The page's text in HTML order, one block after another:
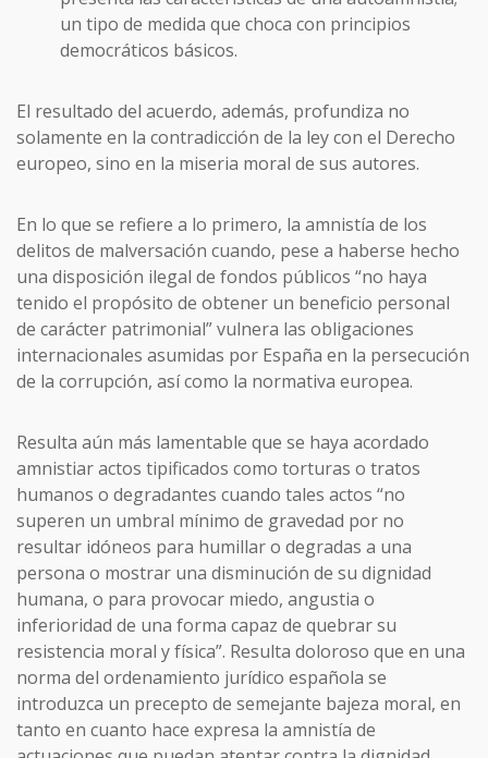
un tipo de medida que choca con principios
democráticos básicos.
El resultado del acuerdo, además, profundiza no
solamente en la contradicción de la ley con el Derecho
europeo, sino en la miseria moral de sus autores.
En lo que se refiere a lo primero, la amnistía de los
delitos de malversación cuando, pese a haberse hecho
una disposición ilegal de fondos públicos “no haya
tenido el propósito de obtener un beneficio personal
de carácter patrimonial” vulnera las obligaciones
internacionales asumidas por España en la persecución
de la corrupción, así como la normativa europea.
Resulta aún más lamentable que se haya acordado
amnistiar actos tipificados como torturas o tratos
humanos o degradantes cuando tales actos “no
superen un umbral mínimo de gravedad por no
resultar idóneos para humillar o degradas a una
persona o mostrar una disminución de su dignidad
humana, o para provocar miedo, angustia o
inferioridad de una forma capaz de quebrar su
resistencia moral y física”. Resulta doloroso que en una
norma del ordenamiento jurídico española se
introduzca un precepto de semejante bajeza moral, en
tanto en cuanto hace expresa la amnistía de